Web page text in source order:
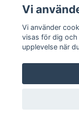
Sociala medier
© 2026
Vi
Vi använder
visas för dig
upplevelse när